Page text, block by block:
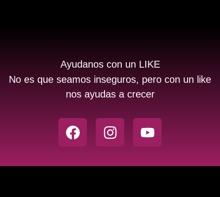
Ayudanos con un LIKE
No es que seamos inseguros, pero con un like
nos ayudas a crecer